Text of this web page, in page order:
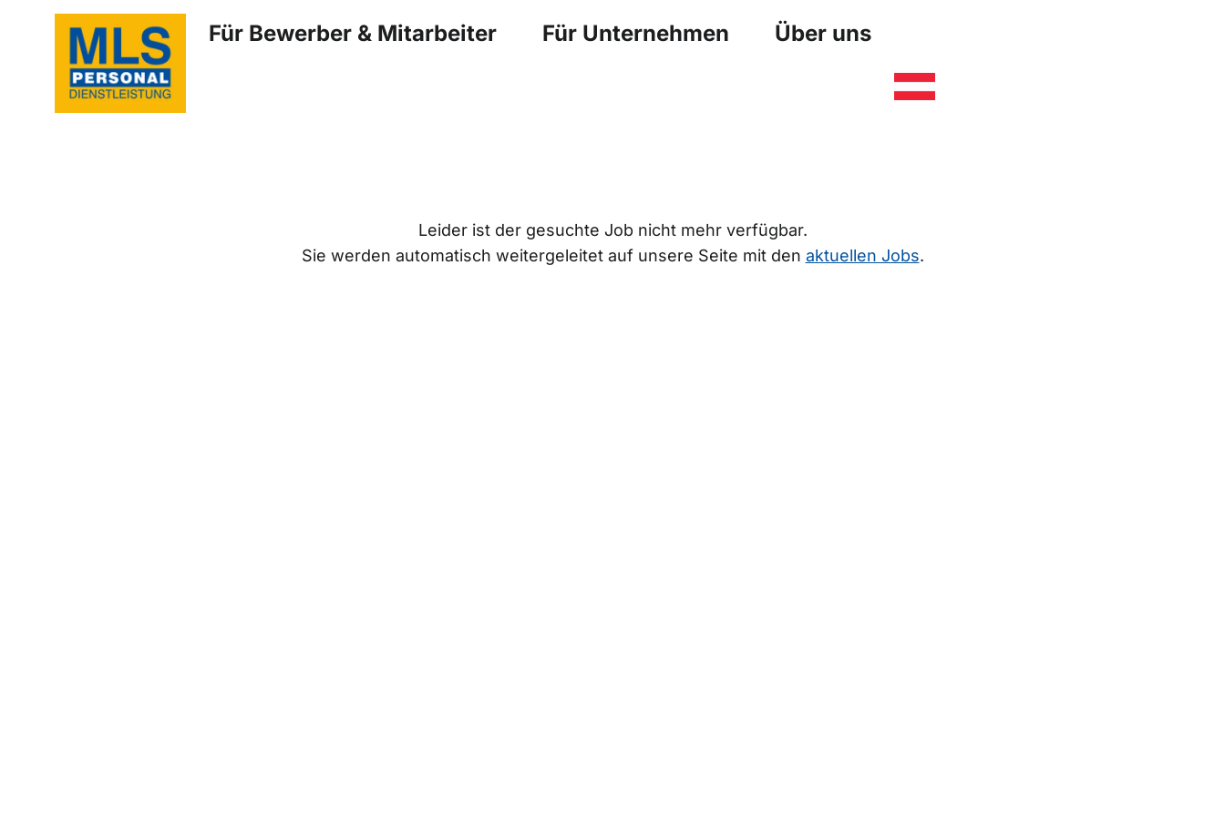
Für Bewerber & Mitarbeiter Für Unternehmen Über uns
Leider ist der gesuchte Job nicht mehr verfügbar.
Sie werden automatisch weitergeleitet auf unsere Seite mit den aktuellen Jobs.